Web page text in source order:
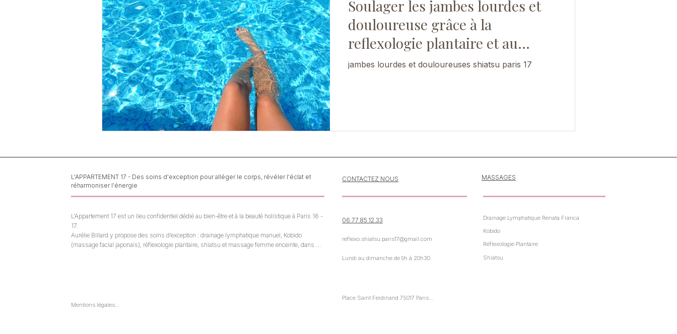
Soulager les jambes lourdes et
douloureuse grâce à la
reflexologie plantaire et au
massage shiatsu
jambes lourdes et douloureuses shiatsu paris 17
L'APPARTEMENT 17 - Des soins d'exception pour alléger le corps, révéler l'éclat et
réharmoniser l'énergie
CONTACTEZ NOUS
06.77.85.12.33
reflexo.shiatsu.paris17@gmail.com
Lundi au dimanche de 9h à 20h30
MASSAGES
Drainage Lymphatique Renata Franca
Kobido
Réflexologie Plantaire
Shiatsu
L’Appartement 17 est un lieu confidentiel dédié au bien-être et à la beauté holistique à Paris 16 -
17.
Aurélie Billard y propose des soins d’exception : drainage lymphatique manuel, Kobido
(massage facial japonais), réflexologie plantaire, shiatsu et massage femme enceinte, dans
Mentions légales
Place Saint Ferdinand 75017 Paris